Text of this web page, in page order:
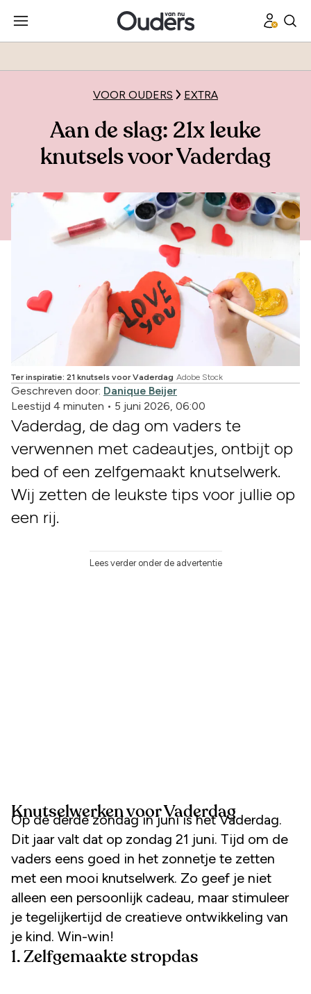
VOOR OUDERS EXTRA
Aan de slag: 21x leuke
knutsels voor Vaderdag
Ter inspiratie: 21 knutsels voor Vaderdag Adobe Stock
Geschreven door: Danique Beijer
Leestijd 4 minuten • 5 juni 2026, 06:00
Vaderdag, de dag om vaders te
verwennen met cadeautjes, ontbijt op
bed of een zelfgemaakt knutselwerk.
Wij zetten de leukste tips voor jullie op
een rij.
Lees verder onder de advertentie
Knutselwerken voor Vaderdag
Op de derde zondag in juni is het Vaderdag.
Dit jaar valt dat op zondag 21 juni. Tijd om de
vaders eens goed in het zonnetje te zetten
met een mooi knutselwerk. Zo geef je niet
alleen een persoonlijk cadeau, maar stimuleer
je tegelijkertijd de creatieve ontwikkeling van
je kind. Win-win!
1. Zelfgemaakte stropdas